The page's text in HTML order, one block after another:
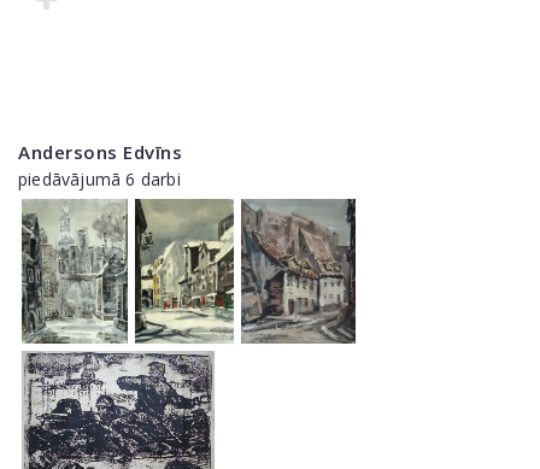
Andersons Edvīns
piedāvājumā 6 darbi